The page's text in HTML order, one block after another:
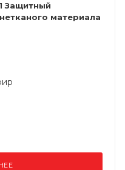
Защитный
материала